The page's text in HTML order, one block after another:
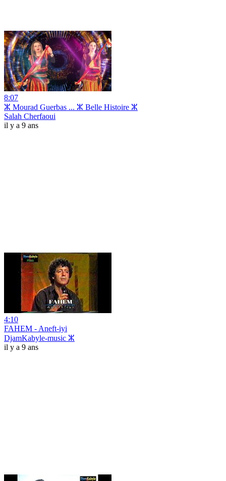
8:07
ⵣ Mourad Guerbas ... ⵣ Belle Histoire ⵣ
Salah Cherfaoui
il y a 9 ans
4:10
FAHEM - Aneft-iyi
DjamKabyle-music ⵣ
il y a 9 ans